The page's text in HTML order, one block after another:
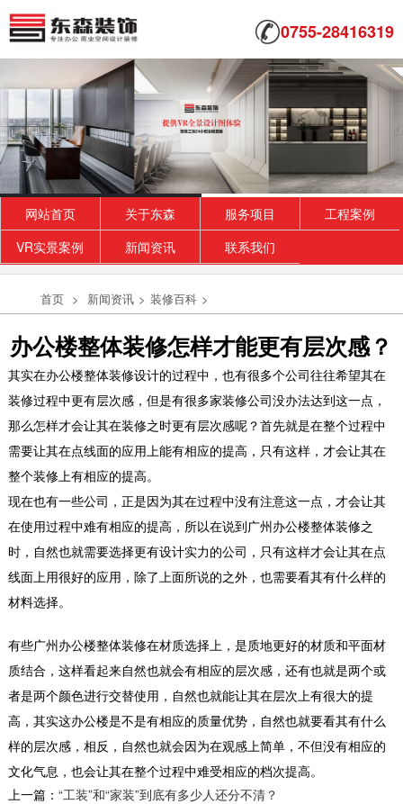
0755-28416319
网站首页 关于东森 服务项目
工程案例
VR实景案例
新闻资讯 联系我们
首页 > 新闻资讯 > 装修百科 >
办公楼整体装修怎样才能更有层次感？
其实在办公楼整体装修设计的过程中，也有很多个公司往往希望其在
装修过程中更有层次感，但是有很多家装修公司没办法达到这一点，
那么怎样才会让其在装修之时更有层次感呢？首先就是在整个过程中
需要让其在点线面的应用上能有相应的提高，只有这样，才会让其在
整个装修上有相应的提高。
现在也有一些公司，正是因为其在过程中没有注意这一点，才会让其
在使用过程中难有相应的提高，所以在说到 广州办公楼整体装修之
时，自然也就需要选择更有设计实力的公司，只有这样才会让其在点
线面上用很好的应用，除了上面所说的之外，也需要看其有什么样的
材料选择。
有些广州办公楼整体装修在材质选择上，是质地更好的材质和平面材
质结合，这样看起来自然也就会有相应的层次感，还有也就是两个或
者是两个颜色进行交替使用，自然也就能让其在层次上有很大的提
高，其实这办公楼是不是有相应的质量优势，自然也就要看其有什么
样的层次感，相反，自然也就会因为在观感上简单，不但没有相应的
文化气息，也会让其在整个过程中难受相应的档次提高。
上一篇： “工装”和“家装”到底有多少人还分不清？
售楼部办公室装修设计
在办公室的室内装饰上，同样从地产公司的职业
特质出发，稳重大气，典雅中不乏设计感，突显
高品位...
2018-07-30
麻烦，但是拥有自己的厂房还是有很多好处的。
好的厂房不...
2018-06-27
高档办公室装修
人们对于办公室在进行装修的时候，有很多事情
都是需要注意的，办公室装修好坏直接影响到工
作人员的...